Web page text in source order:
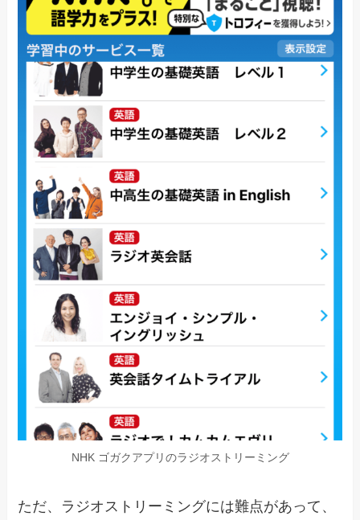
NHK ゴガクアプリのラジオストリーミング
ただ、ラジオストリーミングには難点があって、